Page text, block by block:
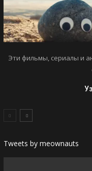
Эти фильмы, сериалы и
Tweets by meownauts